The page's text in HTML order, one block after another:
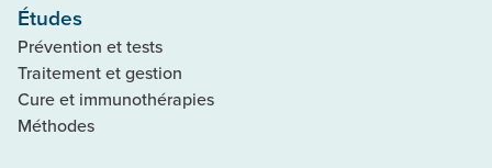
Études
Prévention et tests
Traitement et gestion
Cure et immunothérapies
Méthodes